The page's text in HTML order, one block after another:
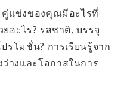
คู่แข่งของคุณมีอะไรที่
อะไร? รสชาติ, บรรจุ
โมชั่น? การเรียนรู้จาก
างและโอกาสในการ